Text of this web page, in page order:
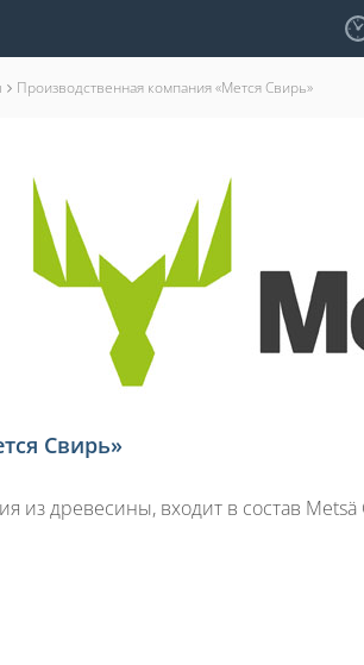
Производственная компания «Мется Свирь»
Свирь»
из древесины, входит в состав